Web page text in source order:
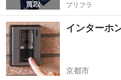
プリフラ
インターホ
京都市